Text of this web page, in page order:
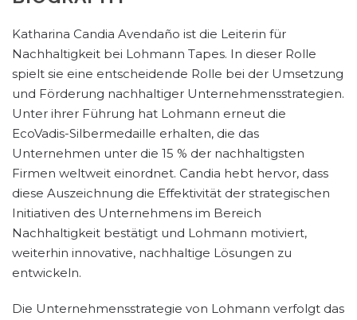
Katharina Candia Avendaño ist die Leiterin für
Nachhaltigkeit bei Lohmann Tapes. In dieser Rolle
spielt sie eine entscheidende Rolle bei der Umsetzung
und Förderung nachhaltiger Unternehmensstrategien.
Unter ihrer Führung hat Lohmann erneut die
EcoVadis-Silbermedaille erhalten, die das
Unternehmen unter die 15 % der nachhaltigsten
Firmen weltweit einordnet. Candia hebt hervor, dass
diese Auszeichnung die Effektivität der strategischen
Initiativen des Unternehmens im Bereich
Nachhaltigkeit bestätigt und Lohmann motiviert,
weiterhin innovative, nachhaltige Lösungen zu
entwickeln​.
Die Unternehmensstrategie von Lohmann verfolgt das